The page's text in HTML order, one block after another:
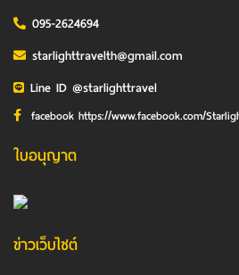
095-2624694
starlighttravelth@gmail.com
Line ID @starlighttravel
facebook https://www.facebook.com/
ใบอนุญาต
ข่าวเว็บไซต์